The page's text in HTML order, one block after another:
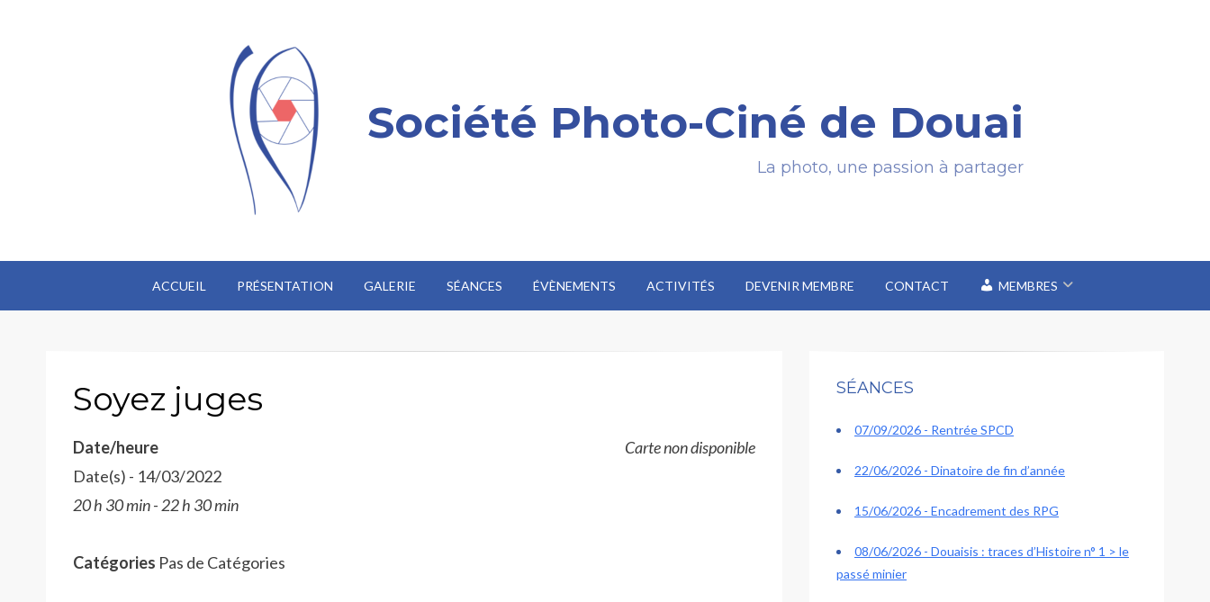
Société Photo-Ciné de Douai
La photo, une passion à partager
ACCUEIL PRÉSENTATION GALERIE SÉANCES ÉVÈNEMENTS ACTIVITÉS DEVENIR MEMBRE CONTACT MEMBRES
Soyez juges
Carte non disponible
Date/heure
Date(s) - 14/03/2022
20 h 30 min - 22 h 30 min
Catégories Pas de Catégories
SÉANCES
07/09/2026 - Rentrée SPCD
22/06/2026 - Dinatoire de fin d’année
15/06/2026 - Encadrement des RPG
08/06/2026 - Douaisis : traces d’Histoire n° 1 > le
passé minier